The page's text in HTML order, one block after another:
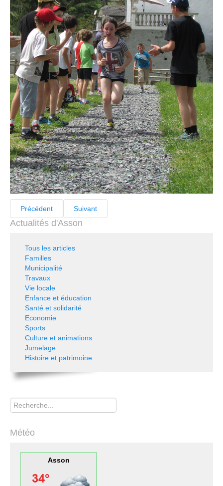
Précédent Suivant
Actualités d'Asson
Tous les articles
Familles
Municipalité
Travaux
Vie locale
Enfance et éducation
Santé et solidarité
Economie
Sports
Culture et animations
Jumelage
Histoire et patrimoine
Rechercher
Météo
Asson